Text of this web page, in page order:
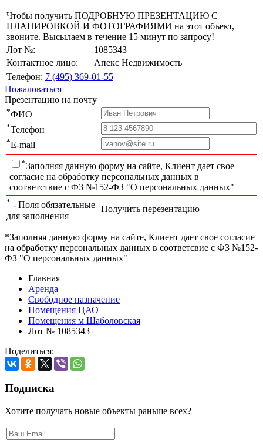
Чтобы получить ПОДРОБНУЮ ПРЕЗЕНТАЦИЮ С
ПЛАНИРОВКОЙ И ФОТОГРАФИЯМИ на этот объект,
звоните. Высылаем в течение 15 минут по запросу!
Лот №:
1085343
Контактное лицо:
Апекс Недвижимость
Телефон: 7 (495) 369-01-55
Пожаловаться
Презентацию на почту
*ФИО
*Телефон
*E-mail
*Заполняя данную форму на сайте, Клиент дает свое
согласие на обработку персональных данных в
соответствие с ФЗ №152-ФЗ "О персональных данных"
* - Поля обязательные
для заполнения
Получить перезентацию
*Заполняя данную форму на сайте, Клиент дает свое согласие
на обработку персональных данных в соответсвие с ФЗ №152-
ФЗ "О персональных данных"
Главная
Аренда
Свободное назначение
Помещения ЦАО
Помещения м Шаболовская
Лот № 1085343
Поделиться:
Подписка
Хотите получать новые объекты раньше всех?